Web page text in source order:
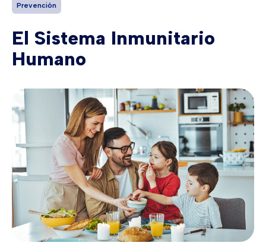
Prevención
El Sistema Inmunitario
Humano